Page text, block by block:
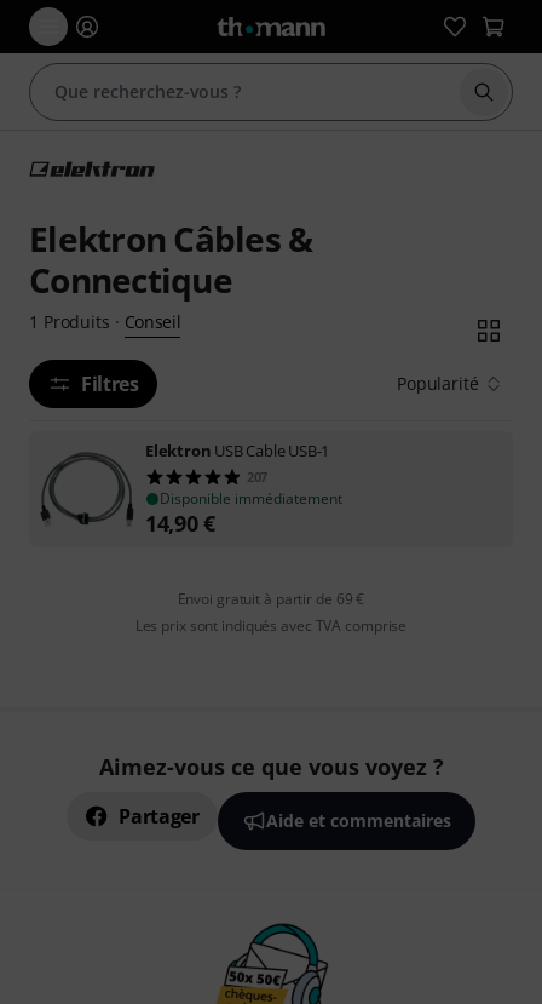
Elektron Câbles &
Connectique
1 Produits · Conseil
Filtres Popularité
Elektron USB Cable USB-1
207
Disponible immédiatement
14,90€
Envoi gratuit à partir de 69 €
Les prix sont indiqués avec TVA comprise
Aimez-vous ce que vous voyez ?
Partager Aide et commentaires